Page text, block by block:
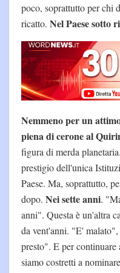
poco, soprattutto per chi
ricatto. Nel Paese sotto
Nemmeno per un
piena di cerone al
figura di merda
prestigio dell'unica
Paese. Ma, soprattutto,
dopo. Nei sette anni.
anni". Questa è un'altra
da vent'anni. "E'
presto". E per continuare
siamo costretti a